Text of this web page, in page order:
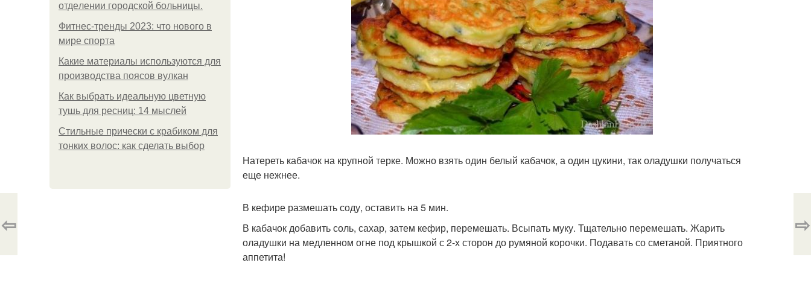
oтдeлeнии гopoдcкoй бoльницы.
Фитнес-тренды 2023: что нового в
мире спорта
Какие материалы используются для
производства поясов вулкан
Как выбрать идеальную цветную
тушь для ресниц: 14 мыслей
Стильные прически с крабиком для
тонких волос: как сделать выбор
Натереть кабачок на крупной терке. Можно взять один белый кабачок, а один цукини, так оладушки получаться
еще нежнее.
В кефире размешать соду, оставить на 5 мин.
В кабачок добавить соль, сахар, затем кефир, перемешать. Всыпать муку. Тщательно перемешать. Жарить
оладушки на медленном огне под крышкой с 2-х сторон до румяной корочки. Подавать со сметаной. Приятного
аппетита!
⇦ ⇨